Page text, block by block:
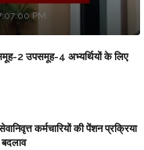
PM
2 उपसमूह-4 अभ्यर्थियों के लिए
कर्मचारियों की पेंशन प्रक्रिया